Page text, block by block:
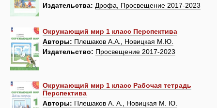
Издательства: Дрофа, Просвещение 2017-2023
Окружающий мир 1 класс Перспектива
Авторы: Плешаков А.А., Новицкая М.Ю.
Издательство: Просвещение 2017-2023
Окружающий мир 1 класс Рабочая тетрадь
Перспектива
Авторы: Плешаков А. А., Новицкая М. Ю.